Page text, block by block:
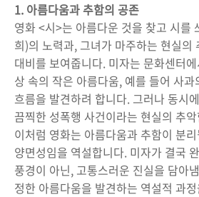
1. 아름다움과 추함의 공존
영화 <시>는 아름다운 것을 찾고 시를
희)의 노력과, 그녀가 마주하는 현실의
대비를 보여줍니다. 미자는 문화센터
상 속의 작은 아름다움, 예를 들어 사
흐름을 발견하려 합니다. 그러나 동시
끔찍한 성폭행 사건이라는 현실의 추
이처럼 영화는 아름다움과 추함이 분
양면성임을 역설합니다. 미자가 결국
풍경이 아닌, 고통스러운 진실을 담아
정한 아름다움을 발견하는 역설적 과